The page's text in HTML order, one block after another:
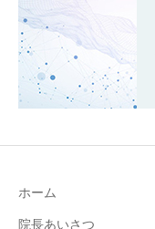
ホーム
院長あいさつ